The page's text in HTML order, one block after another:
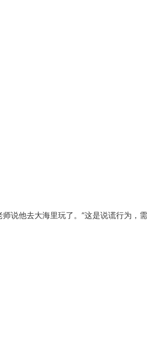
说他去大海里玩了。”这是说谎行为，